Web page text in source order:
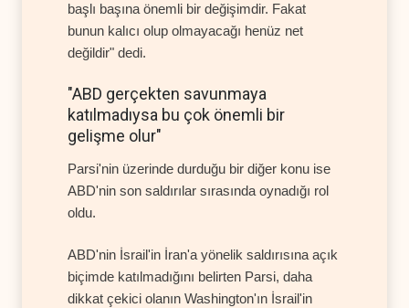
başlı başına önemli bir değişimdir. Fakat
bunun kalıcı olup olmayacağı henüz net
değildir" dedi.
"ABD gerçekten savunmaya
katılmadıysa bu çok önemli bir
gelişme olur"
Parsi'nin üzerinde durduğu bir diğer konu ise
ABD'nin son saldırılar sırasında oynadığı rol
oldu.
ABD'nin İsrail'in İran'a yönelik saldırısına açık
biçimde katılmadığını belirten Parsi, daha
dikkat çekici olanın Washington'ın İsrail'in